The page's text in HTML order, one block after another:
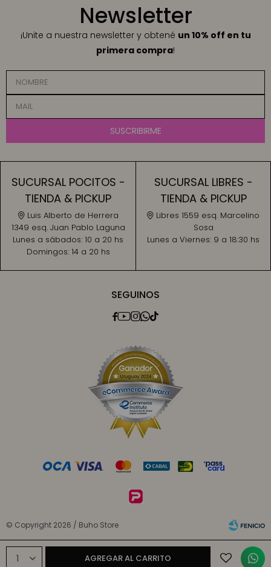
1 AGREGAR AL CARRITO
SEGUINOS

Newsletter
¡Unite a nuestra newsletter y obtené un 10% off en tu
primera compra!
SUSCRIBIRME
SUCURSAL POCITOS -
TIENDA & PICKUP
Luis Alberto de Herrera
1349 esq. Juan Pablo Laguna
Lunes a sábados: 10 a 20 hs
Domingos: 14 a 20 hs
SUCURSAL LIBRES -
TIENDA & PICKUP
Libres 1559 esq. Marcelino
Sosa
Lunes a Viernes: 9 a 18:30 hs
© Copyright 2026 / Buho Store